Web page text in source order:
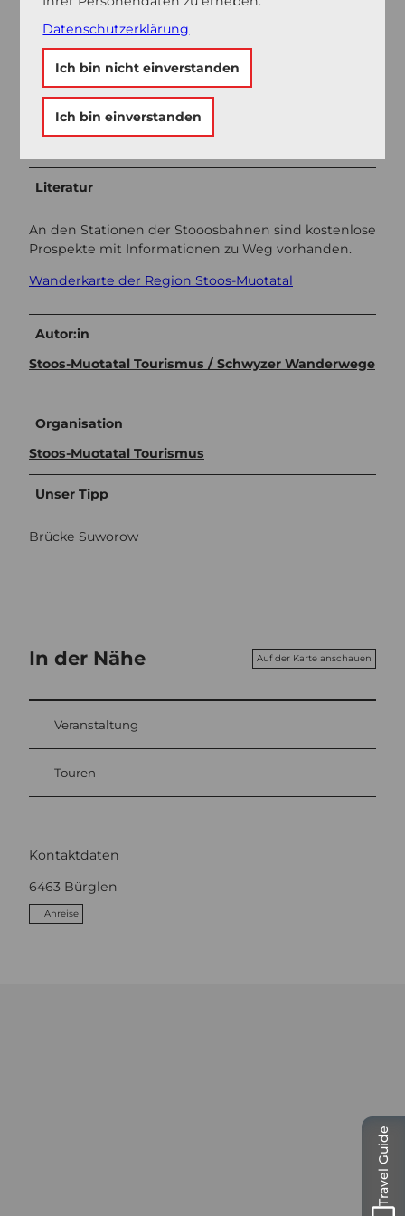
auf welchen Sie gebührenfrei parkieren können).
Weitere Infos / Links
SchweizMobil Nr. 55
Literatur
An den Stationen der Stooosbahnen sind kostenlose
Prospekte mit Informationen zu Weg vorhanden.
Wanderkarte der Region Stoos-Muotatal
Autor:in
Stoos-Muotatal Tourismus / Schwyzer Wanderwege
Organisation
Stoos-Muotatal Tourismus
Unser Tipp
Brücke Suworow
In der Nähe Auf der Karte anschauen
Veranstaltung
Touren
Kontaktdaten
6463 Bürglen
Anreise
Datenschutzerklärung
Ich bin nicht einverstanden
Ich bin einverstanden
Travel Guide